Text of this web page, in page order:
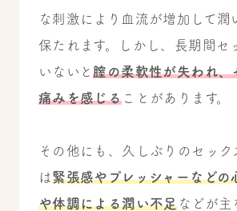
な刺激により血流が増加して潤
保たれます。しかし、長期間セ
いないと膣の柔軟性が失われ、
痛みを感じる ことがあります。
その他にも、久しぶりのセック
は緊張感やプレッシャーなどの
や体調による潤い不足などが主